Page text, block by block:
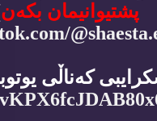
پشتیوانیمان بكه‌ن
كه‌ناڵی